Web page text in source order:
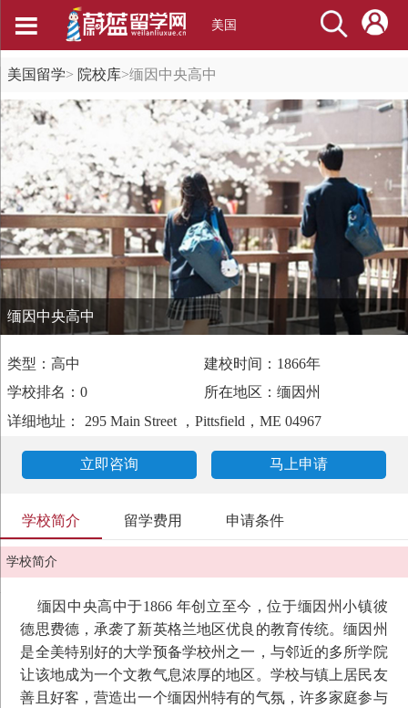
美国
美国留学> 院校库>缅因中央高中
缅因中央高中
类型：高中
建校时间：1866年
学校排名：0
所在地区：缅因州
详细地址：
295 Main Street ，Pittsfield，ME 04967
立即咨询 马上申请
学校简介 留学费用 申请条件
学校简介
缅因中央高中于1866 年创立至今，位于缅因州小镇彼
德思费德，承袭了新英格兰地区优良的教育传统。缅因州
是全美特别好的大学预备学校州之一，与邻近的多所学院
让该地成为一个文教气息浓厚的地区。学校与镇上居民友
善且好客，营造出一个缅因州特有的气氛，许多家庭参与